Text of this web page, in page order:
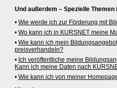
Und außerdem – Spezielle Themen
• Wie werde ich zur Förderung mit
• Wo kann ich in KURSNET meine
• Wie kann ich mein
preisverhandeln?
• Ich veröffentliche meine
Kann ich meine Daten nach
• Wie kann ich von meiner